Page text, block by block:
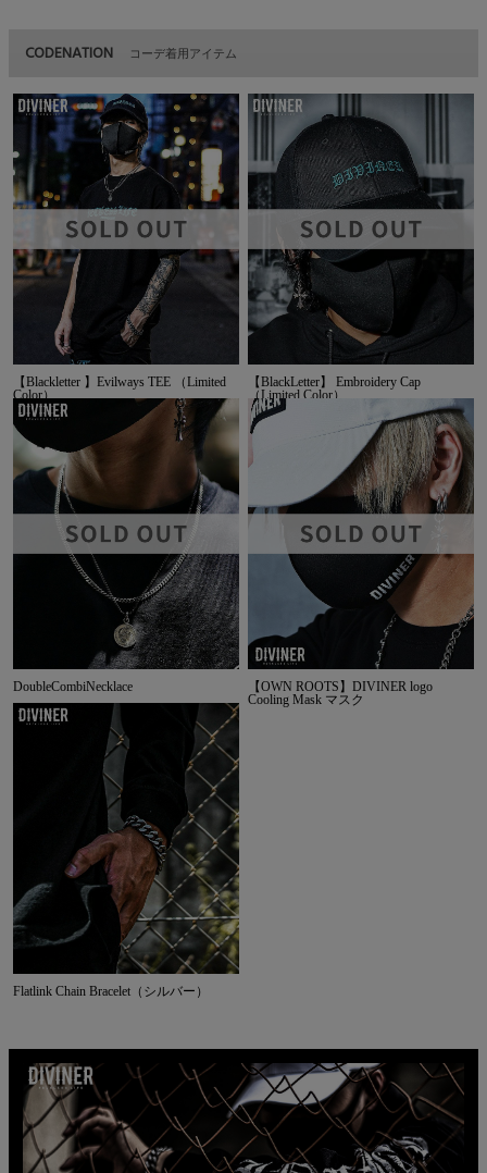
CODENATION コーデ着用アイテム
【Blackletter 】Evilways TEE （Limited
Color）
【BlackLetter】 Embroidery Cap
（Limited Color）
DoubleCombiNecklace
【OWN ROOTS】DIVINER logo
Cooling Mask マスク
Flatlink Chain Bracelet（シルバー）